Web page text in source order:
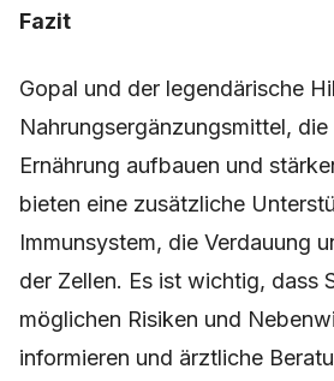
Fazit
Gopal und der legendärische
Nahrungsergänzungsmittel,
Ernährung aufbauen und
bieten eine zusätzliche
Immunsystem, die Verdauung
der Zellen. Es ist wichtig, dass
möglichen Risiken und
informieren und ärztliche